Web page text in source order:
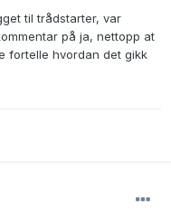
til trådstarter, var
på ja, nettopp at
fortelle hvordan det gikk